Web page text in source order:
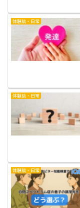
体験談・日常
体験談・日常
体験談・日常